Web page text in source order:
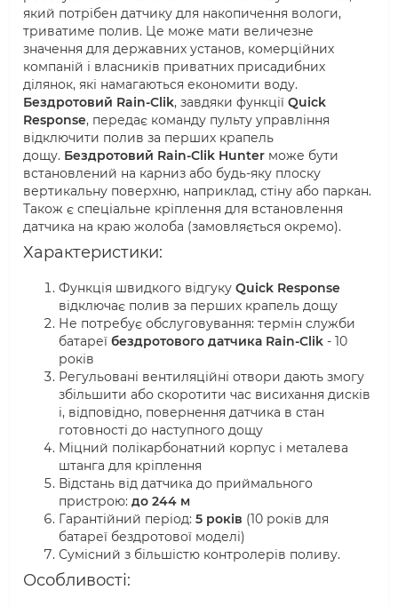
який потрібен датчику для накопичення вологи,
триватиме полив. Це може мати величезне
значення для державних установ, комерційних
компаній і власників приватних присадибних
ділянок, які намагаються економити воду.
Бездротовий Rain-Clik, завдяки функції Quick
Response, передає команду пульту управління
відключити полив за перших крапель
дощу. Бездротовий Rain-Clik Hunter може бути
встановлений на карниз або будь-яку плоску
вертикальну поверхню, наприклад, стіну або паркан.
Також є спеціальне кріплення для встановлення
датчика на краю жолоба (замовляється окремо).
Характеристики:
Функція швидкого відгуку Quick Response
відключає полив за перших крапель дощу
Не потребує обслуговування: термін служби
батареї бездротового датчика Rain-Clik - 10
років
Регульовані вентиляційні отвори дають змогу
збільшити або скоротити час висихання дисків
і, відповідно, повернення датчика в стан
готовності до наступного дощу
Міцний полікарбонатний корпус і металева
штанга для кріплення
Відстань від датчика до приймального
пристрою: до 244 м
Гарантійний період: 5 років (10 років для
батареї бездротової моделі)
Сумісний з більшістю контролерів поливу.
Особливості: